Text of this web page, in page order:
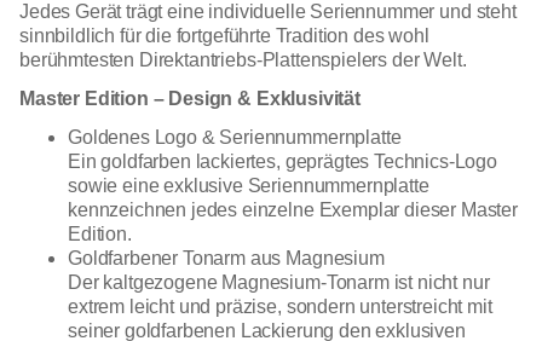
Jedes Gerät trägt eine individuelle Seriennummer und steht
sinnbildlich für die fortgeführte Tradition des wohl
berühmtesten Direktantriebs-Plattenspielers der Welt.
Master Edition – Design & Exklusivität
Goldenes Logo & Seriennummernplatte
Ein goldfarben lackiertes, geprägtes Technics-Logo
sowie eine exklusive Seriennummernplatte
kennzeichnen jedes einzelne Exemplar dieser Master
Edition.
Goldfarbener Tonarm aus Magnesium
Der kaltgezogene Magnesium-Tonarm ist nicht nur
extrem leicht und präzise, sondern unterstreicht mit
seiner goldfarbenen Lackierung den exklusiven